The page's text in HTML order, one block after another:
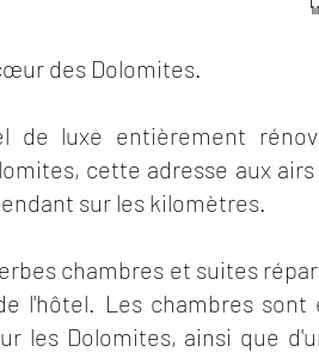
des Dolomites.
de luxe entièrement
cette adresse aux
sur les kilomètres.
chambres et suites
l'hôtel. Les chambres
les Dolomites, ainsi que